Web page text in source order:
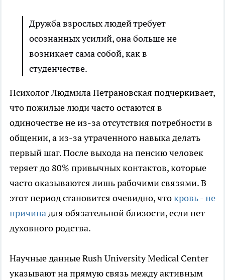
Дружба взрослых людей требует
осознанных усилий, она больше не
возникает сама собой, как в
студенчестве.
Психолог Людмила Петрановская подчеркивает,
что пожилые люди часто остаются в
одиночестве не из-за отсутствия потребности в
общении, а из-за утраченного навыка делать
первый шаг. После выхода на пенсию человек
теряет до 80% привычных контактов, которые
часто оказываются лишь рабочими связями. В
этот период становится очевидно, чтокровь - не
причинадля обязательной близости, если нет
духовного родства.
Научные данные Rush University Medical Center
указывают на прямую связь между активным